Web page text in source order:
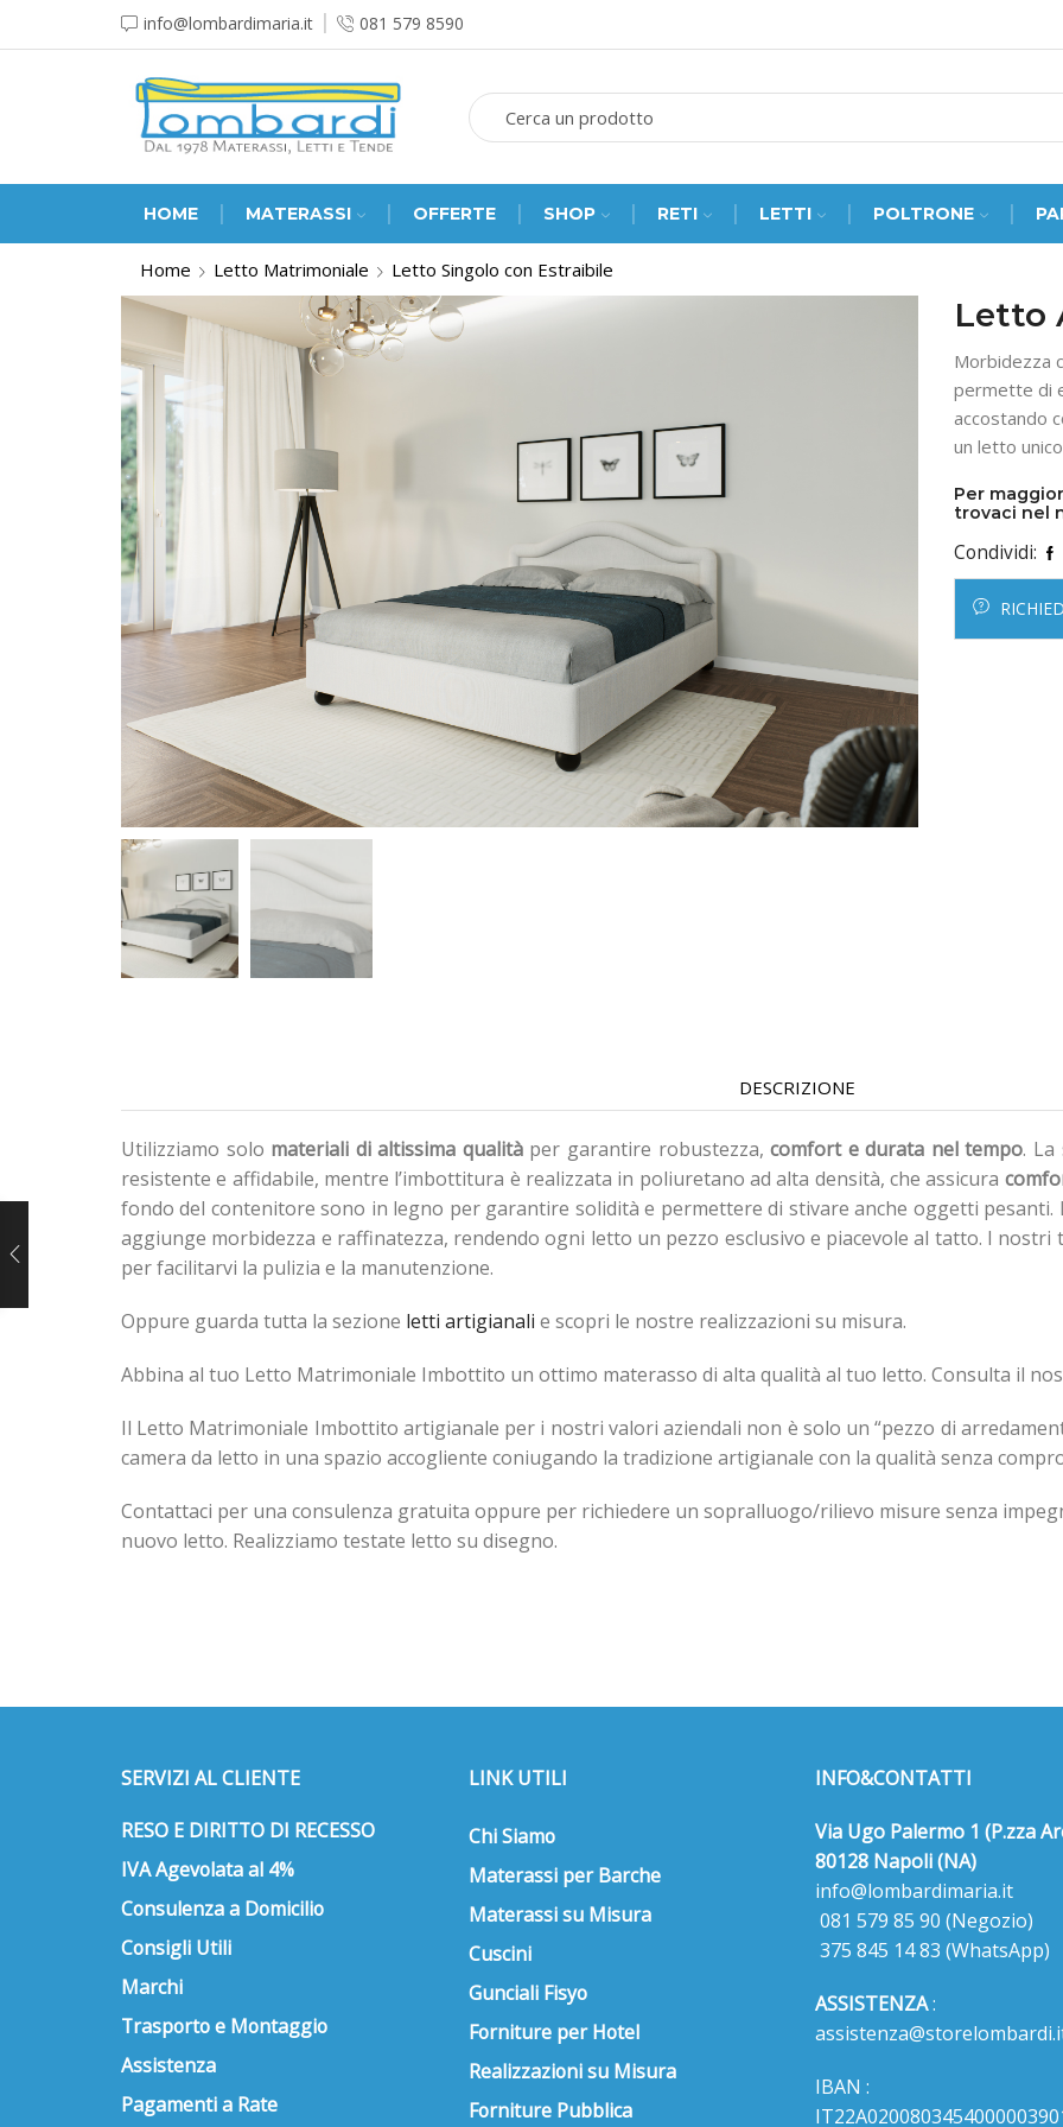
info@lombardimaria.it 081 579 8590
HOME MATERASSI OFFERTE SHOP RETI LETTI POLTRONE
Home Letto Matrimoniale Letto Singolo con Estraibile
Letto
Morbidezza
permette di
accostando
un letto
Per
trovaci nel
Condividi:
DESCRIZIONE
Utilizziamo solo materiali di altissima qualitàper garantire robustezza,comfort e durata nel tempo.
resistente e affidabile, mentre l’imbottitura è realizzata in poliuretano ad alta densità, che assicura
fondo del contenitore sono in legno per garantire solidità e permettere di stivare anche oggetti pesanti.
aggiunge morbidezza e raffinatezza, rendendo ogni letto un pezzo esclusivo e piacevole al tatto. I
per facilitarvi la pulizia e la manutenzione.
Oppure guarda tutta la sezione letti artigianali e scopri le nostre realizzazioni su misura.
Abbina al tuo Letto Matrimoniale Imbottito un ottimo materasso di alta qualità al tuo letto. Consulta il
Il Letto Matrimoniale Imbottito artigianale per i nostri valori aziendali non è solo un “pezzo di
camera da letto in una spazio accogliente coniugando la tradizione artigianale con la qualità senza
Contattaci per una consulenza gratuita oppure per richiedere un sopralluogo/rilievo misure senza
nuovo letto. Realizziamo testate letto su disegno.
SERVIZI AL CLIENTE
RESO E DIRITTO DI RECESSO
IVA Agevolata al 4%
Consulenza a Domicilio
Consigli Utili
Marchi
Trasporto e Montaggio
Assistenza
Pagamenti a Rate
LINK UTILI
Chi Siamo
Materassi per Barche
Materassi su Misura
Cuscini
Gunciali Fisyo
Forniture per Hotel
Realizzazioni su Misura
Forniture Pubblica
INFO&CONTATTI
Via Ugo Palermo 1 (P.zza
80128 Napoli (NA)
info@lombardimaria.it
081 579 85 90 (Negozio)
375 845 14 83 (WhatsApp)
ASSISTENZA:
IBAN :